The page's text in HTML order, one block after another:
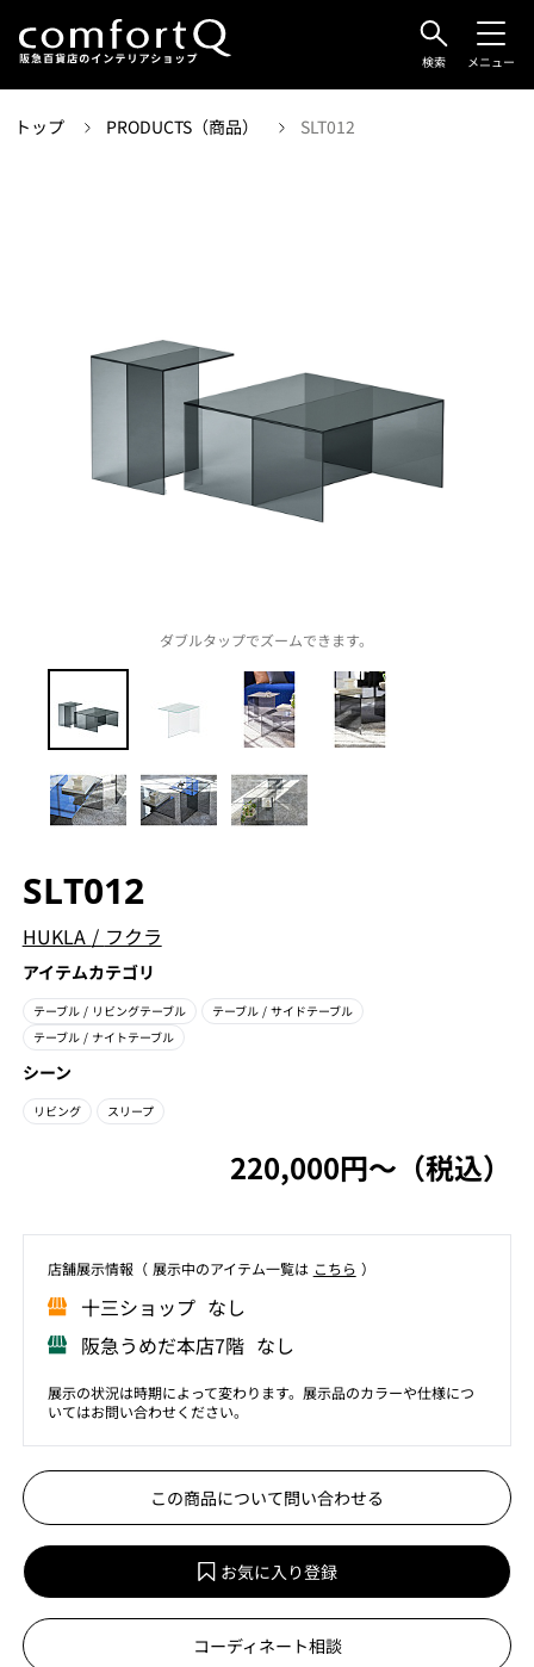
検索 メニュー
トップ PRODUCTS（商品） SLT012
ダブルタップでズームできます。
SLT012
HUKLA / フクラ
アイテムカテゴリ
テーブル / リビングテーブル テーブル / サイドテーブル
テーブル / ナイトテーブル
シーン
リビング スリープ
220,000円〜（税込）
店舗展⽰情報（ 展⽰中のアイテム⼀覧は こちら ）
⼗三ショップ なし
阪急うめだ本店7階 なし
展示の状況は時期によって変わります。展示品のカラーや仕様につ
いてはお問い合わせください。
この商品について問い合わせる
お気に入り登録
コーディネート相談